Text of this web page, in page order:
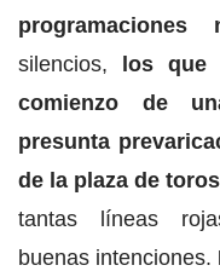
programaciones
silencios, los que
comienzo de
presunta
de la plaza de
tantas líneas
buenas intenciones.